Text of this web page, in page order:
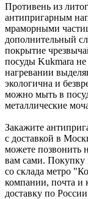
Противень из
антипригарным
мраморными
дополнительный
покрытие
посуды Kukmara
нагревании
экологична и
можно мыть в
металлические
Закажите
с доставкой в
можете позвонить
вам сами. Покупку
со склада метро
компании, почта и
доставку по